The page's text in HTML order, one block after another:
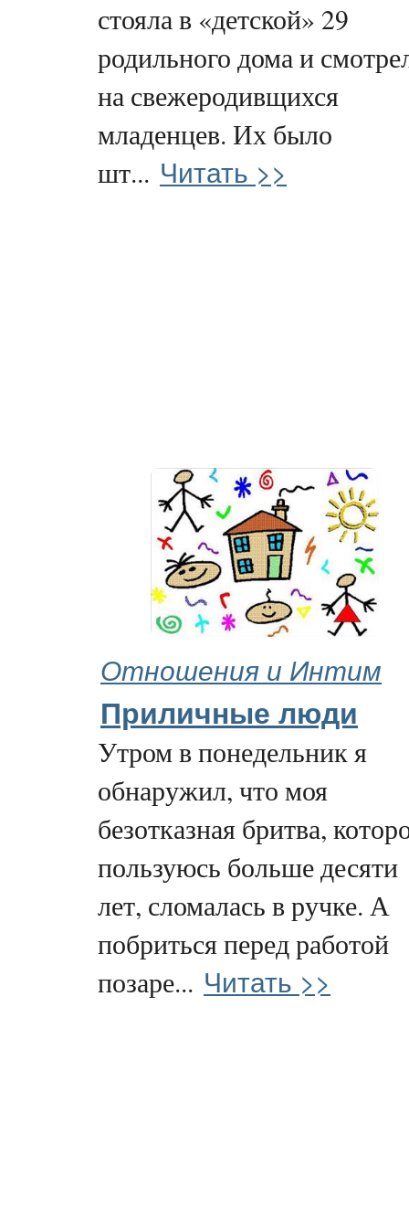
стояла в «детской» 29
родильного дома и
на свежеродивщихся
младенцев. Их было
шт... Читать >>
Отношения и Интим
Приличные люди
Утром в понедельник я
обнаружил, что моя
безотказная бритва,
пользуюсь больше десяти
лет, сломалась в ручке. А
побриться перед работой
позаре... Читать >>